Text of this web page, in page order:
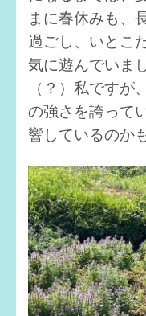
まに春休みも、
過ごし、いとこ
気に遊んでいま
（？）私です
の強さを誇って
響しているのか